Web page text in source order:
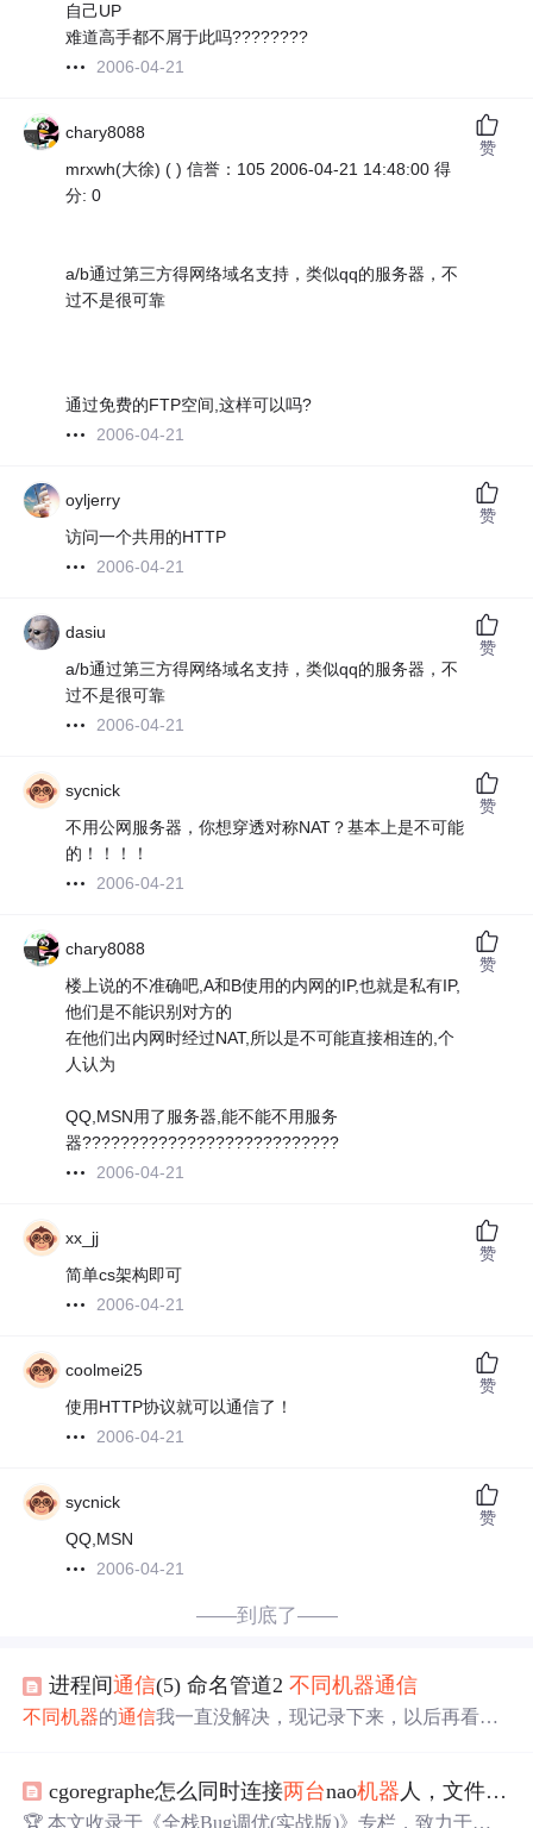
自己UP
难道高手都不屑于此吗????????
2006-04-21
chary8088
mrxwh(大徐) ( ) 信誉：105 2006-04-21 14:48:00 得
分: 0
a/b通过第三方得网络域名支持，类似qq的服务器，不
过不是很可靠
通过免费的FTP空间,这样可以吗?
2006-04-21
赞
oyljerry
访问一个共用的HTTP
2006-04-21
赞
dasiu
a/b通过第三方得网络域名支持，类似qq的服务器，不
过不是很可靠
2006-04-21
赞
sycnick
不用公网服务器，你想穿透对称NAT？基本上是不可能
的！！！！
2006-04-21
赞
chary8088
楼上说的不准确吧,A和B使用的内网的IP,也就是私有IP,
他们是不能识别对方的
在他们出内网时经过NAT,所以是不可能直接相连的,个
人认为
QQ,MSN用了服务器,能不能不用服务
器???????????????????????????
2006-04-21
赞
xx_jj
简单cs架构即可
2006-04-21
赞
coolmei25
使用HTTP协议就可以通信了！
2006-04-21
赞
sycnick
QQ,MSN
2006-04-21
赞
——到底了——
进程间通信(5) 命名管道2不同机器通信
不同机器的通信我一直没解决，现记录下来，以后再看，
Administrator" 也是错误：发生系统错误 53。 BOOL Connet
IPC(const char* RemoteName, const char* User, const char* Pa
cgoregraphe怎么同时连接两台nao机器 人，文件为什么运行不了？
🏆 本文收录于《全栈Bug调优(实战版)》专栏，致力于分